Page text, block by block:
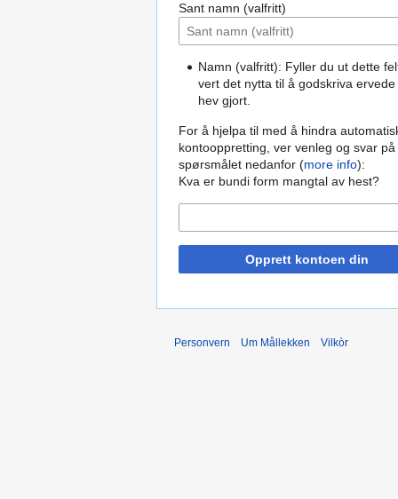
Sant namn (valfritt)
Namn (valfritt): Fyller du ut dette
vert det nytta til å godskriva
hev gjort.
For å hjelpa til med å hindra
kontooppretting, ver venleg og svar på
spørsmålet nedanfor (more info):
Kva er bundi form mangtal av hest?
Opprett kontoen din
Personvern Um Mållekken Vilkòr